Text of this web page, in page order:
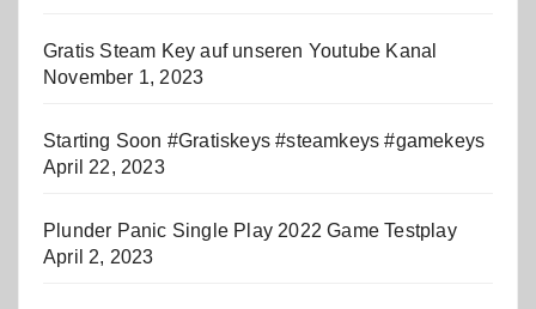
Gratis Steam Key auf unseren Youtube Kanal
November 1, 2023
Starting Soon #Gratiskeys #steamkeys #gamekeys
April 22, 2023
Plunder Panic Single Play 2022 Game Testplay
April 2, 2023